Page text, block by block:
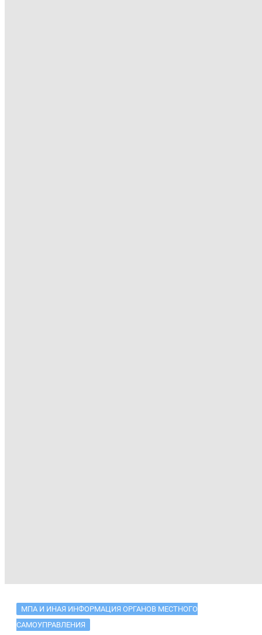
МПА И ИНАЯ ИНФОРМАЦИЯ ОРГАНОВ МЕСТНОГО
САМОУПРАВЛЕНИЯ